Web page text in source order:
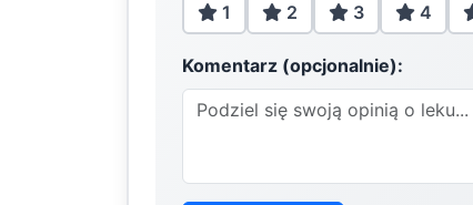
1 2 3 4
Komentarz (opcjonalnie):